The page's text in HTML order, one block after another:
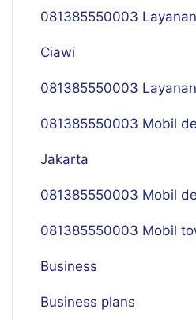
081385550003
Ciawi
081385550003
081385550003 Mobil
Jakarta
081385550003 Mobil
081385550003 Mobil
Business
Business plans